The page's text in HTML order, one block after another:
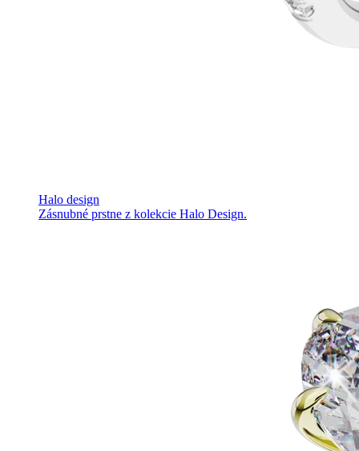
Halo design
Zásnubné prstne z kolekcie Halo Design.